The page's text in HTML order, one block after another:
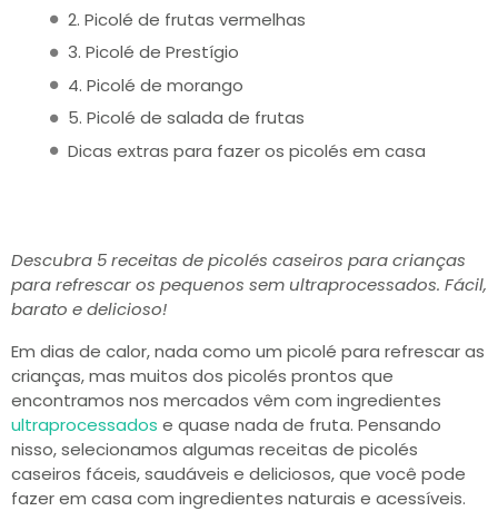
2. Picolé de frutas vermelhas
3. Picolé de Prestígio
4. Picolé de morango
5. Picolé de salada de frutas
Dicas extras para fazer os picolés em casa
Descubra 5 receitas de picolés caseiros para crianças
para refrescar os pequenos sem ultraprocessados. Fácil,
barato e delicioso!
Em dias de calor, nada como um picolé para refrescar as
crianças, mas muitos dos picolés prontos que
encontramos nos mercados vêm com ingredientes
ultraprocessados e quase nada de fruta. Pensando
nisso, selecionamos algumas receitas de picolés
caseiros fáceis, saudáveis e deliciosos, que você pode
fazer em casa com ingredientes naturais e acessíveis.